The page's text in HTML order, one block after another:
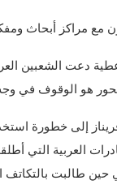
مع مراكز أبحاث
عطية دعت الشعبين
هو الوقوف في
إلى خطورة
العربية التي
حين طالبت بالتكاتف